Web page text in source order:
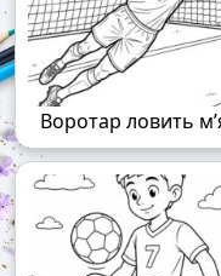
Воротар ловить